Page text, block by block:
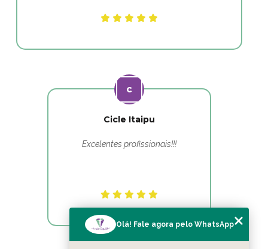
Cicle Itaipu
Excelentes profissionais!!!
Olá! Fale agora pelo WhatsApp